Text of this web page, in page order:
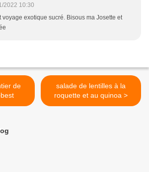
2022 10:30
voyage exotique sucré. Bisous ma Josette et
salade de lentilles à la
roquette et au quinoa >